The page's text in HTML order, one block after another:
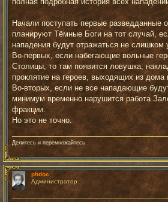
и
е
Начали поступать первые разведданные
планируют Тёмные Боги на тот случай,
нападения будут отражаться не слишком
Во-первых, если набегающие вольные
Столицы, то там появится ловушка,
проклятие на героев, выходящих из
Во-вторых, если не все нападающие
минимум временно нарушится работа
фракции.
Но это не точно.
Делитесь и перемножайтесь
phdoc
Администратор